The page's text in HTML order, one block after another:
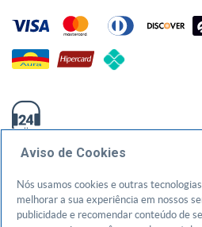
0800-570-0800
Av. T-3, 1000, Setor Bueno -
Aviso de Cookies
Nós usamos cookies e outras
melhorar a sua experiência em nossos
publicidade e recomendar conteúdo de